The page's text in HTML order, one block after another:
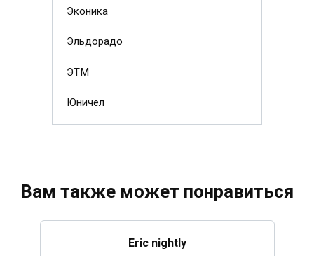
Эконика
Эльдорадо
ЭТМ
Юничел
Вам также может понравиться
Eric nightly